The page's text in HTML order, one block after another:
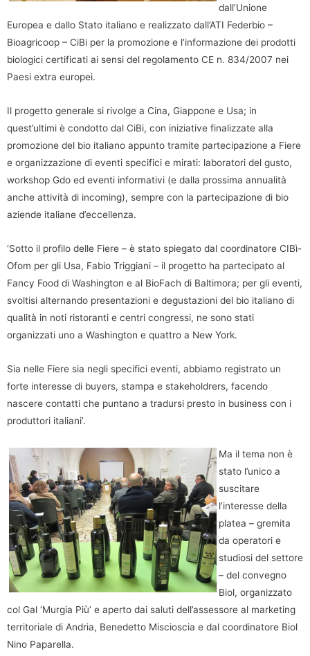
dall’Unione
Europea e dallo Stato italiano e realizzato dall’ATI Federbio –
Bioagricoop – CiBi per la promozione e l’informazione dei prodotti
biologici certificati ai sensi del regolamento CE n. 834/2007 nei
Paesi extra europei.
Il progetto generale si rivolge a Cina, Giappone e Usa; in
quest’ultimi è condotto dal CiBi, con iniziative finalizzate alla
promozione del bio italiano appunto tramite partecipazione a Fiere
e organizzazione di eventi specifici e mirati: laboratori del gusto,
workshop Gdo ed eventi informativi (e dalla prossima annualità
anche attività di incoming), sempre con la partecipazione di bio
aziende italiane d’eccellenza.
‘Sotto il profilo delle Fiere – è stato spiegato dal coordinatore CIBì-
Ofom per gli Usa, Fabio Triggiani – il progetto ha partecipato al
Fancy Food di Washington e al BioFach di Baltimora; per gli eventi,
svoltisi alternando presentazioni e degustazioni del bio italiano di
qualità in noti ristoranti e centri congressi, ne sono stati
organizzati uno a Washington e quattro a New York.
Sia nelle Fiere sia negli specifici eventi, abbiamo registrato un
forte interesse di buyers, stampa e stakeholdrers, facendo
nascere contatti che puntano a tradursi presto in business con i
produttori italiani’.
Ma il tema non è
stato l’unico a
suscitare
l’interesse della
platea – gremita
da operatori e
studiosi del settore
– del convegno
Biol, organizzato
col Gal ‘Murgia Più’ e aperto dai saluti dell’assessore al marketing
territoriale di Andria, Benedetto Miscioscia e dal coordinatore Biol
Nino Paparella.